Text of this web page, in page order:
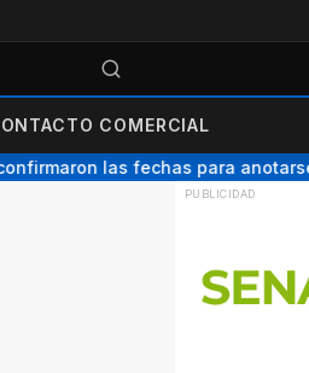
COMERCIAL
las fechas para anotarse●